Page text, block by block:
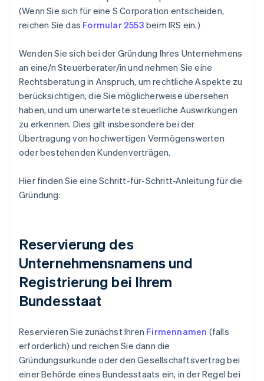
(Wenn Sie sich für eine S Corporation entscheiden,
reichen Sie das Formular 2553 beim IRS ein.)
Wenden Sie sich bei der Gründung Ihres Unternehmens
an eine/n Steuerberater/in und nehmen Sie eine
Rechtsberatung in Anspruch, um rechtliche Aspekte zu
berücksichtigen, die Sie möglicherweise übersehen
haben, und um unerwartete steuerliche Auswirkungen
zu erkennen. Dies gilt insbesondere bei der
Übertragung von hochwertigen Vermögenswerten
oder bestehenden Kundenverträgen.
Hier finden Sie eine Schritt-für-Schritt-Anleitung für die
Gründung:
Reservierung des
Unternehmensnamens und
Registrierung bei Ihrem
Bundesstaat
Reservieren Sie zunächst Ihren Firmennamen (falls
erforderlich) und reichen Sie dann die
Gründungsurkunde oder den Gesellschaftsvertrag bei
einer Behörde eines Bundesstaats ein, in der Regel bei